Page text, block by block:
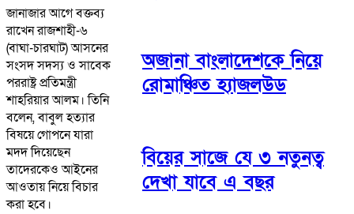
জানাজার আগে বক্তব্য
রাখেন রাজশাহী-৬
(বাঘা-চারঘাট) আসনের
সংসদ সদস্য ও সাবেক
পররাষ্ট্র প্রতিমন্ত্রী
শাহরিয়ার আলম। তিনি
বলেন, বাবুল হত্যার
বিষয়ে গোপনে যারা
মদদ দিয়েছেন
তাদেরকেও আইনের
আওতায় নিয়ে বিচার
করা হবে।
অজানা বাংলাদেশকে নিয়ে
রোমাঞ্চিত হ্যাজলউড
বিয়ের সাজে যে ৩ নতুনত্ব
দেখা যাবে এ বছর